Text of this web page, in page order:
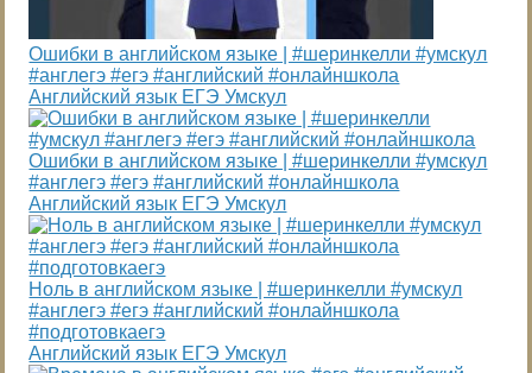
Ошибки в английском языке | #шеринкелли #умскул
#англегэ #егэ #английский #онлайншкола
Английский язык ЕГЭ Умскул
Ошибки в английском языке | #шеринкелли #умскул
#англегэ #егэ #английский #онлайншкола
Английский язык ЕГЭ Умскул
Ноль в английском языке | #шеринкелли #умскул
#англегэ #егэ #английский #онлайншкола
#подготовкаегэ
Английский язык ЕГЭ Умскул